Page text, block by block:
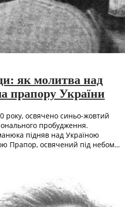
як молитва над
прапору України
року, освячено синьо-жовтий
пробудження.
підняв над Україною
Прапор, освячений під небом…